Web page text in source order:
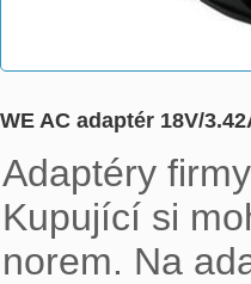
WE AC adaptér 18V/
Adaptéry
Kupující si
norem. Na